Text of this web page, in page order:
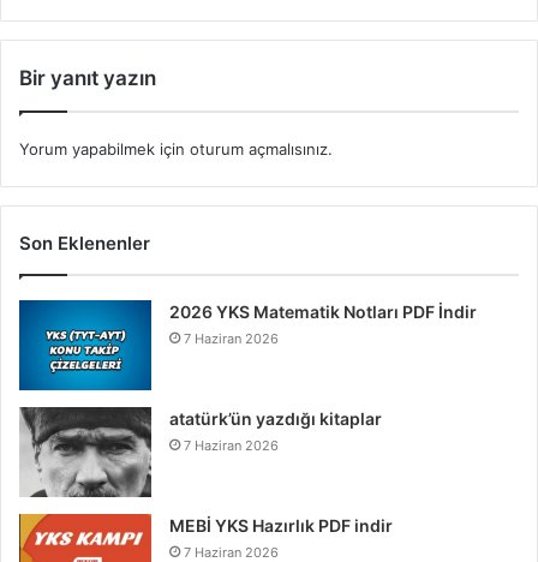
Bir yanıt yazın
Yorum yapabilmek için oturum açmalısınız.
Son Eklenenler
2026 YKS Matematik Notları PDF İndir
7 Haziran 2026
atatürk’ün yazdığı kitaplar
7 Haziran 2026
MEBİ YKS Hazırlık PDF indir
7 Haziran 2026